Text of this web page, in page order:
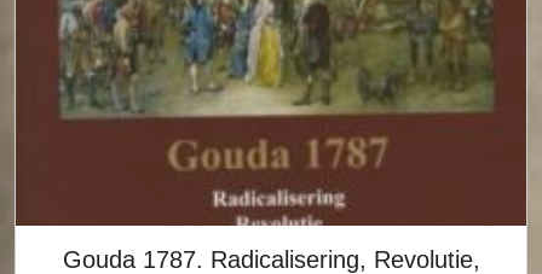
Gouda 1787. Radicalisering, Revolutie,